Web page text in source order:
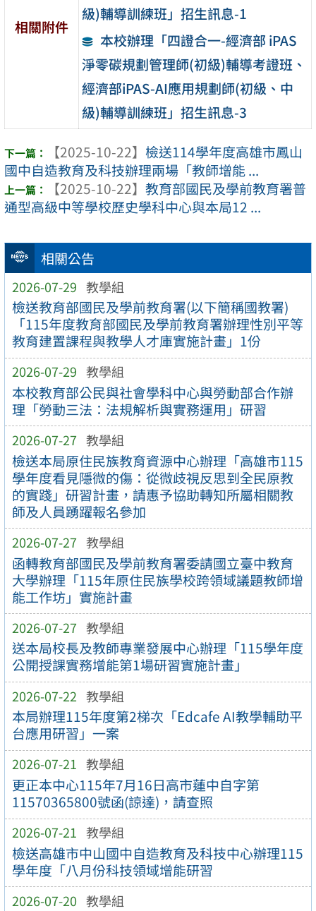
相關公告
2026-07-29 教學組
檢送教育部國民及學前教育署(以下簡稱國教署)
「115年度教育部國民及學前教育署辦理性別平等
教育建置課程與教學人才庫實施計畫」1份
2026-07-29 教學組
本校教育部公民與社會學科中心與勞動部合作辦
理「勞動三法：法規解析與實務運用」研習
2026-07-27 教學組
檢送本局原住民族教育資源中心辦理「高雄市115
學年度看見隱微的傷：從微歧視反思到全民原教
的實踐」研習計畫，請惠予協助轉知所屬相關教
師及人員踴躍報名參加
2026-07-27 教學組
函轉教育部國民及學前教育署委請國立臺中教育
大學辦理「115年原住民族學校跨領域議題教師增
能工作坊」實施計畫
2026-07-27 教學組
送本局校長及教師專業發展中心辦理「115學年度
公開授課實務增能第1場研習實施計畫」
2026-07-22 教學組
本局辦理115年度第2梯次「Edcafe AI教學輔助平
台應用研習」一案
2026-07-21 教學組
更正本中心115年7月16日高市蓮中自字第
11570365800號函(諒達)，請查照
2026-07-21 教學組
檢送高雄市中山國中自造教育及科技中心辦理115
學年度「八月份科技領域增能研習
2026-07-20 教學組
相關附件
級)輔導訓練班」招生訊息-1
本校辦理「四證合一-經濟部 iPAS
淨零碳規劃管理師(初級)輔導考證班、
經濟部iPAS-AI應用規劃師(初級、中
級)輔導訓練班」招生訊息-3
【2025-10-22】 檢送114學年度高雄市鳳山
國中自造教育及科技辦理兩場「教師增能 ...
【2025-10-22】 教育部國民及學前教育署普
通型高級中等學校歷史學科中心與本局12 ...